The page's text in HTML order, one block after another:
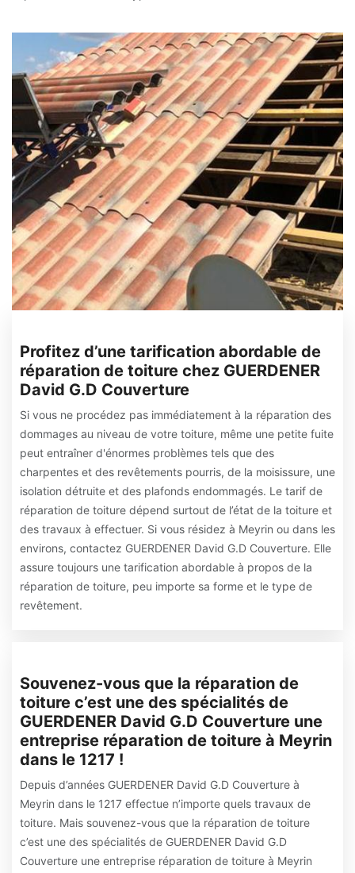
Profitez d’une tarification abordable de
réparation de toiture chez GUERDENER
David G.D Couverture
Si vous ne procédez pas immédiatement à la réparation des
dommages au niveau de votre toiture, même une petite fuite
peut entraîner d'énormes problèmes tels que des
charpentes et des revêtements pourris, de la moisissure, une
isolation détruite et des plafonds endommagés. Le tarif de
réparation de toiture dépend surtout de l’état de la toiture et
des travaux à effectuer. Si vous résidez à Meyrin ou dans les
environs, contactez GUERDENER David G.D Couverture. Elle
assure toujours une tarification abordable à propos de la
réparation de toiture, peu importe sa forme et le type de
revêtement.
Souvenez-vous que la réparation de
toiture c’est une des spécialités de
GUERDENER David G.D Couverture une
entreprise réparation de toiture à Meyrin
dans le 1217 !
Depuis d’années GUERDENER David G.D Couverture à
Meyrin dans le 1217 effectue n’importe quels travaux de
toiture. Mais souvenez-vous que la réparation de toiture
c’est une des spécialités de GUERDENER David G.D
Couverture une entreprise réparation de toiture à Meyrin